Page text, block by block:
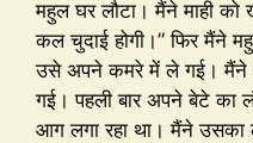
महुल घर लौटा। मैंने माही को
कल चुदाई होगी।” फिर मैंने
उसे अपने कमरे में ले गई। मैंने
गई। पहली बार अपने बेटे का
आग लगा रहा था। मैंने उसका